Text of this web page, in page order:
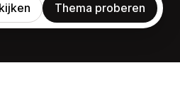
Thema proberen